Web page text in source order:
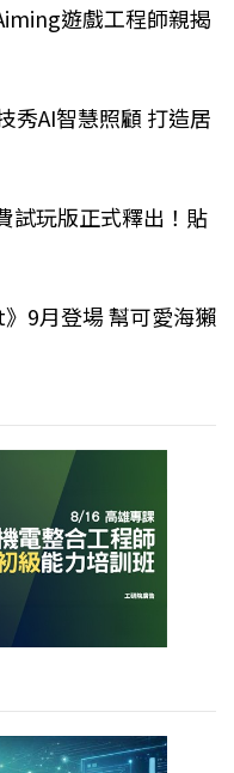
遊戲工程師親揭
秀AI智慧照顧 打造居
試玩版正式釋出！貼
9月登場 幫可愛海獺